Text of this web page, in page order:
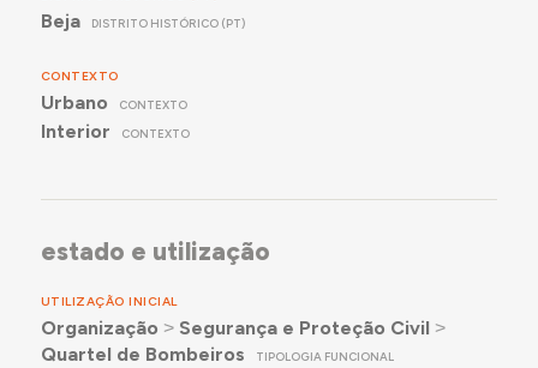
Beja DISTRITO HISTÓRICO (PT)
CONTEXTO
Urbano CONTEXTO
Interior CONTEXTO
estado e utilização
UTILIZAÇÃO INICIAL
Organização ˃ Segurança e Proteção Civil ˃
Quartel de Bombeiros
TIPOLOGIA FUNCIONAL